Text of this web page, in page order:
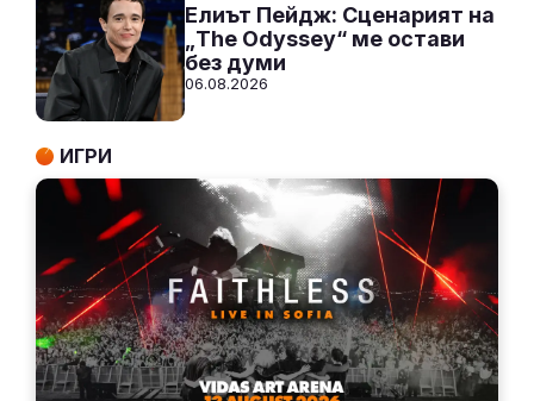
Елиът Пейдж: Сценарият на
„The Odyssey“ ме остави
без думи
06.08.2026
ИГРИ